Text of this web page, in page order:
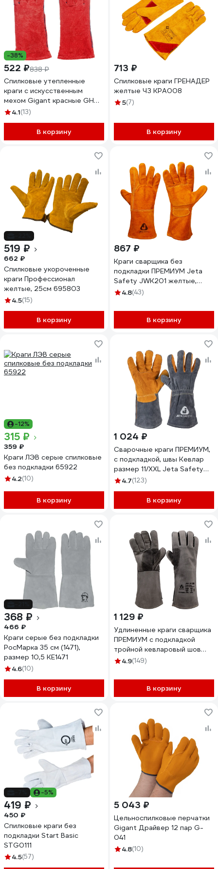
-38%
522 ₽838 ₽
Спилковые утепленные
краги с искусственным
мехом Gigant красные GHG-
054.1(13)
В корзину
713 ₽
Спилковые краги ГРЕНАДЕР
желтые ЧЗ КРА008
5(7)
В корзину
519 ₽
662 ₽
Спилковые укороченные
краги Профессионал
желтые, 25см 695803
4.5(15)
В корзину
867 ₽
Краги сварщика без
подкладки ПРЕМИУМ Jeta
Safety JWK201 желтые,
р.10/XL JWK201-XL
4.8(43)
В корзину
-12%
315 ₽
359 ₽
Краги ЛЭВ серые спилковые
без подкладки 65922
4.2(10)
В корзину
1 024 ₽
Сварочные краги ПРЕМИУМ,
с подкладкой, швы Кевлар
размер 11/XXL Jeta Safety
JWK-502-XXL
4.7(123)
В корзину
368 ₽
466 ₽
Краги серые без подкладки
РосМарка 35 см (1471),
размер 10,5 КЕ1471
4.6(10)
В корзину
1 129 ₽
Удлиненные краги сварщика
ПРЕМИУМ с подкладкой
тройной кевларовый шов
размер 10/XL Jeta Safety
4.9(149)
В корзину
-5%
419 ₽
450 ₽
Спилковые краги без
подкладки Start Basic
STG0111
4.5(57)
5 043 ₽
Цельноспилковые перчатки
Gigant Драйвер 12 пар G-
041
4.8(10)